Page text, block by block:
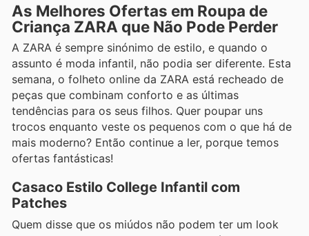
As Melhores Ofertas em Roupa de
Criança ZARA que Não Pode Perder
A ZARA é sempre sinónimo de estilo, e quando o
assunto é moda infantil, não podia ser diferente. Esta
semana, o folheto online da ZARA está recheado de
peças que combinam conforto e as últimas
tendências para os seus filhos. Quer poupar uns
trocos enquanto veste os pequenos com o que há de
mais moderno? Então continue a ler, porque temos
ofertas fantásticas!
Casaco Estilo College Infantil com
Patches
Quem disse que os miúdos não podem ter um look